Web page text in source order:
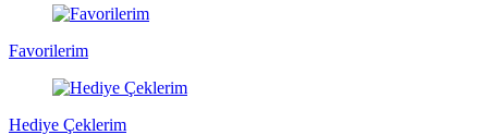
Favorilerim
Hediye Çeklerim